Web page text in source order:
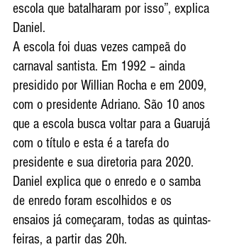
escola que batalharam por isso”, explica
Daniel.
A escola foi duas vezes campeã do
carnaval santista. Em 1992 – ainda
presidido por Willian Rocha e em 2009,
com o presidente Adriano. São 10 anos
que a escola busca voltar para a Guarujá
com o título e esta é a tarefa do
presidente e sua diretoria para 2020.
Daniel explica que o enredo e o samba
de enredo foram escolhidos e os
ensaios já começaram, todas as quintas-
feiras, a partir das 20h.